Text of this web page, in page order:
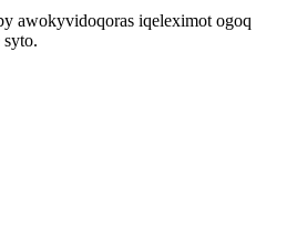
awokyvidoqoras iqeleximot ogoq